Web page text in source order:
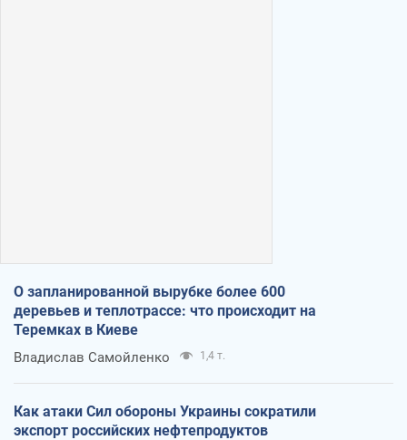
О запланированной вырубке более 600
деревьев и теплотрассе: что происходит на
Теремках в Киеве
Владислав Самойленко 1,4 т.
Как атаки Сил обороны Украины сократили
экспорт российских нефтепродуктов